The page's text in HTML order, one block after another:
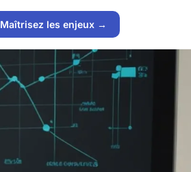
Maîtrisez les enjeux →